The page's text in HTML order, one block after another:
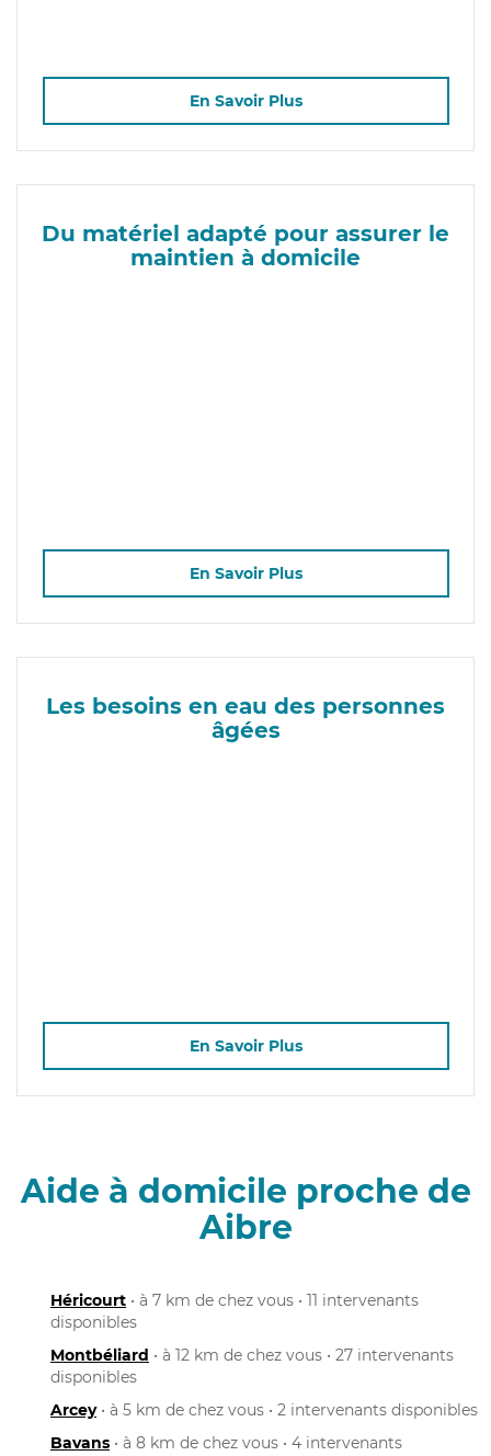
En Savoir Plus
Du matériel adapté pour assurer le
maintien à domicile
En Savoir Plus
Les besoins en eau des personnes
âgées
En Savoir Plus
Aide à domicile proche de
Aibre
Héricourt • à 7 km de chez vous • 11 intervenants
disponibles
Montbéliard • à 12 km de chez vous • 27 intervenants
disponibles
Arcey• à 5 km de chez vous • 2 intervenants disponibles
Bavans • à 8 km de chez vous • 4 intervenants